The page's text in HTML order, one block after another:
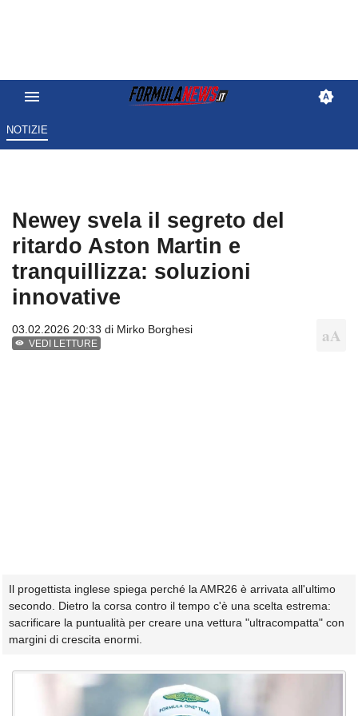
NOTIZIE
Newey svela il segreto del
ritardo Aston Martin e
tranquillizza: soluzioni
innovative
03.02.2026 20:33 di Mirko Borghesi
VEDI LETTURE
Il progettista inglese spiega perché la AMR26 è arrivata all'ultimo
secondo. Dietro la corsa contro il tempo c'è una scelta estrema:
sacrificare la puntualità per creare una vettura "ultracompatta" con
margini di crescita enormi.